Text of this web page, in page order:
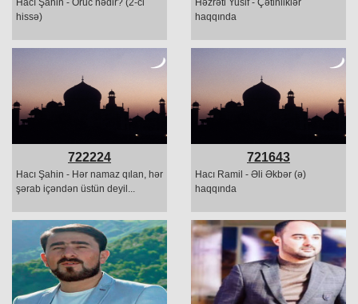
Hacı Şahin - Oruc nədir? (2-ci
hissə)
Həzrəti Yusif - Çətinliklər
haqqında
722224
Hacı Şahin - Hər namaz qılan, hər
şərab içəndən üstün deyil...
721643
Hacı Ramil - Əli Əkbər (ə)
haqqında